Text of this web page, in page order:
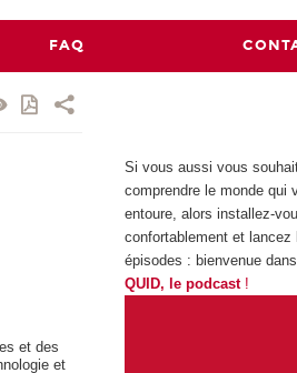
FAQ
et des
et
Si vous aussi vous
comprendre le monde qui
entoure, alors installez-
confortablement et lancez
épisodes : bienvenue dans
QUID, le podcast!